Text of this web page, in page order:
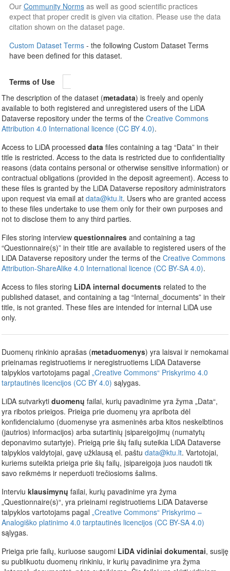
Our Community Normsas well as good scientific practices
expect that proper credit is given via citation. Please use the data
citation shown on the dataset page.
Custom Dataset Terms - the following Custom Dataset Terms
have been defined for this dataset.
Terms of Use
The description of the dataset (metadata) is freely and openly
available to both registered and unregistered users of the LiDA
Dataverse repository under the terms of the Creative Commons
Attribution 4.0 International licence (CC BY 4.0).
Access to LiDA processed data files containing a tag “Data” in their
title is restricted. Access to the data is restricted due to confidentiality
reasons (data contains personal or otherwise sensitive information) or
contractual obligations (provided in the deposit agreement). Access to
these files is granted by the LiDA Dataverse repository administrators
upon request via email at data@ktu.lt. Users who are granted access
to these files undertake to use them only for their own purposes and
not to disclose them to any third parties.
Files storing interview questionnairesand containing a tag
“Questionnaire(s)” in their title are available to registered users of the
LiDA Dataverse repository under the terms of the Creative Commons
Attribution-ShareAlike 4.0 International licence (CC BY-SA 4.0).
Access to files storing LiDA internal documentsrelated to the
published dataset, and containing a tag “Internal_documents” in their
title, is not granted. These files are intended for internal LiDA use
only.
Duomenų rinkinio aprašas (metaduomenys) yra laisvai ir nemokamai
prieinamas registruotiems ir neregistruotiems LiDA Dataverse
talpyklos vartotojams pagal „Creative Commons“ Priskyrimo 4.0
tarptautinės licencijos (CC BY 4.0) sąlygas.
LiDA sutvarkyti duomenų failai, kurių pavadinime yra žyma „Data“,
yra ribotos prieigos. Prieiga prie duomenų yra apribota dėl
konfidencialumo (duomenyse yra asmeninės arba kitos neskelbtinos
(jautrios) informacijos) arba sutartinių įsipareigojimų (numatytų
deponavimo sutartyje). Prieigą prie šių failų suteikia LiDA Dataverse
talpyklos valdytojai, gavę užklausą el. paštu data@ktu.lt. Vartotojai,
kuriems suteikta prieiga prie šių failų, įsipareigoja juos naudoti tik
savo reikmėms ir neperduoti trečiosioms šalims.
Interviu klausimynų failai, kurių pavadinime yra žyma
„Questionnaire(s)“, yra prieinami registruotiems LiDA Dataverse
talpyklos vartotojams pagal „Creative Commons“ Priskyrimo –
Analogiško platinimo 4.0 tarptautinės licencijos (CC BY-SA 4.0)
sąlygas.
Prieiga prie failų, kuriuose saugomi LiDA vidiniai dokumentai, susiję
su publikuotu duomenų rinkiniu, ir kurių pavadinime yra žyma